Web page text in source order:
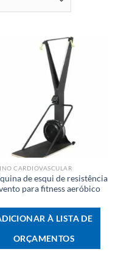
CARDIOVASCULAR
de esqui de resistência
para fitness aeróbico
À LISTA DE
ORÇAMENTOS